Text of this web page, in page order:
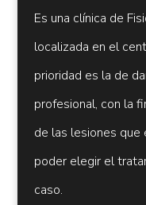
Es una clínica de
localizada en el
prioridad es la de
profesional, con la
de las lesiones
poder elegir el
caso.